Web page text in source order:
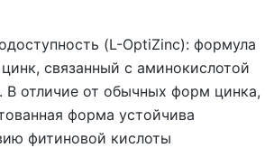
(L-OptiZinc): формула
связанный с аминокислотой
В отличие от обычных форм цинка,
форма устойчива
фитиновой кислоты